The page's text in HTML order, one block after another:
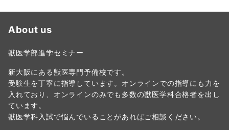
About us
獣医学部進学セミナー
新大阪にある獣医専門予備校です。
受験生を丁寧に指導しています。オンラインでの指導にも力を
入れており、オンラインのみでも多数の獣医学科合格者を出し
ています。
獣医学科入試で悩んでいることがあればご相談ください。